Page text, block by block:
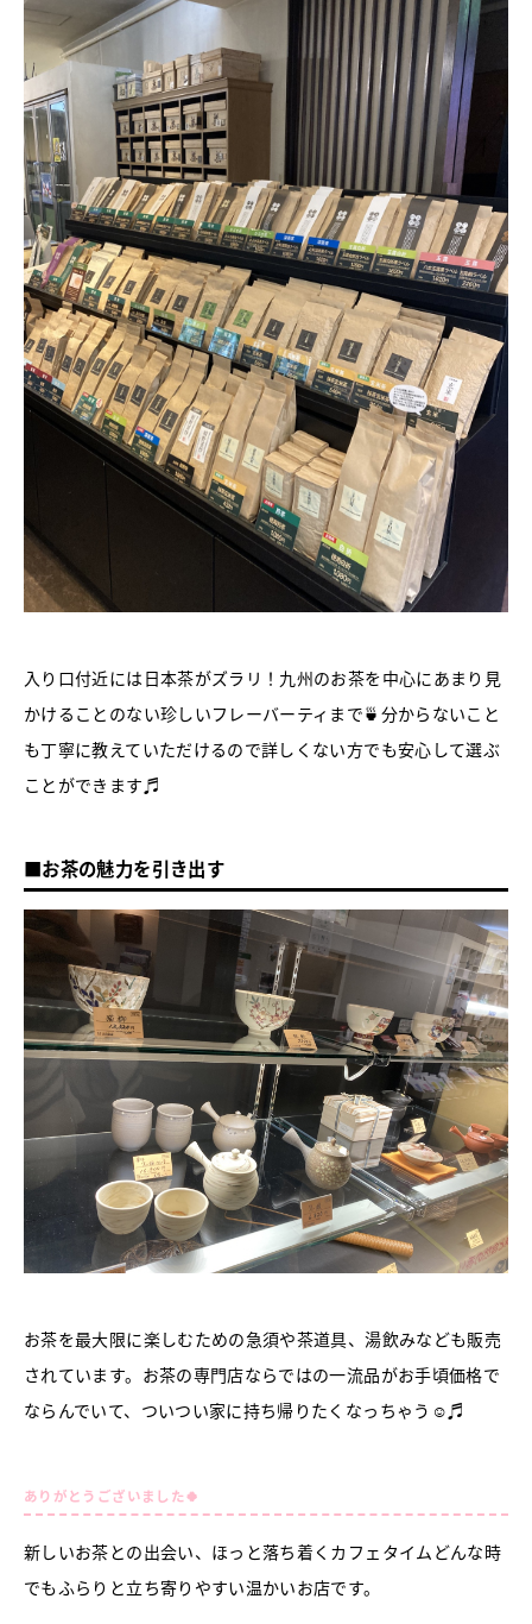
入り口付近には日本茶がズラリ！九州のお茶を中心にあまり見
かけることのない珍しいフレーバーティまで🍵分からないこと
も丁寧に教えていただけるので詳しくない方でも安心して選ぶ
ことができます♬
■お茶の魅力を引き出す
お茶を最大限に楽しむための急須や茶道具、湯飲みなども販売
されています。お茶の専門店ならではの一流品がお手頃価格で
ならんでいて、ついつい家に持ち帰りたくなっちゃう☺♬
ありがとうございました🍀
新しいお茶との出会い、ほっと落ち着くカフェタイムどんな時
でもふらりと立ち寄りやすい温かいお店です。